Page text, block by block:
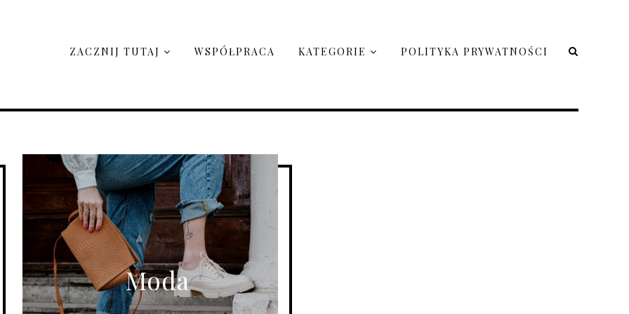
ZACZNIJ TUTAJ WSPÓŁPRACA KATEGORIE POLITYKA PRYWATNOŚCI
Moda